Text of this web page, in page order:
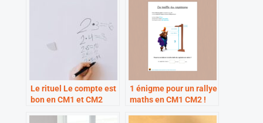
Le rituel Le compte est
bon en CM1 et CM2
1 énigme pour un rallye
maths en CM1 CM2 !